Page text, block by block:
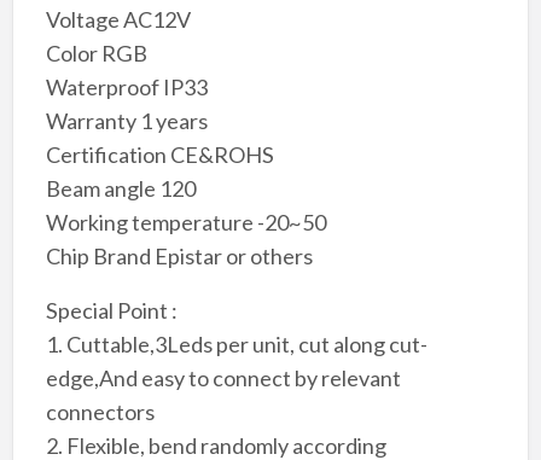
Voltage AC12V
Color RGB
Waterproof IP33
Warranty 1 years
Certification CE&ROHS
Beam angle 120
Working temperature -20~50
Chip Brand Epistar or others
Special Point :
1. Cuttable,3Leds per unit, cut along cut-
edge,And easy to connect by relevant
connectors
2. Flexible, bend randomly according